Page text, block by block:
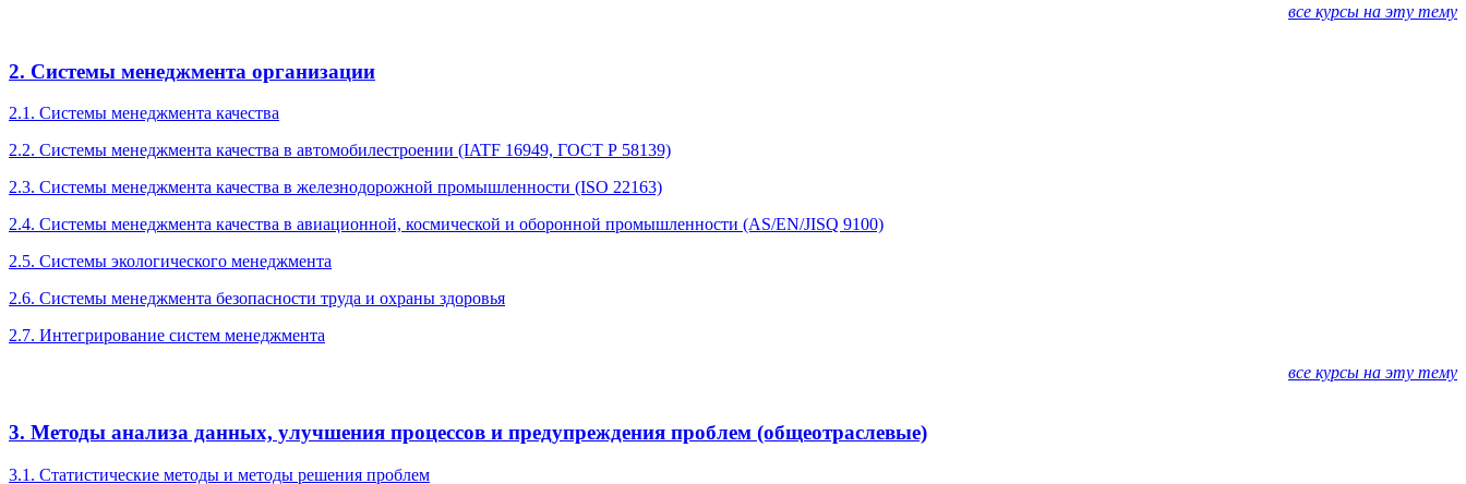
все курсы на эту тему
2. Системы менеджмента организации
2.1. Системы менеджмента качества
2.2. Системы менеджмента качества в автомобилестроении (IATF 16949, ГОСТ Р 58139)
2.3. Системы менеджмента качества в железнодорожной промышленности (ISO 22163)
2.4. Системы менеджмента качества в авиационной, космической и оборонной промышленности (AS/EN/JISQ 9100)
2.5. Системы экологического менеджмента
2.6. Системы менеджмента безопасности труда и охраны здоровья
2.7. Интегрирование систем менеджмента
все курсы на эту тему
3. Методы анализа данных, улучшения процессов и предупреждения проблем (общеотраслевые)
3.1. Статистические методы и методы решения проблем